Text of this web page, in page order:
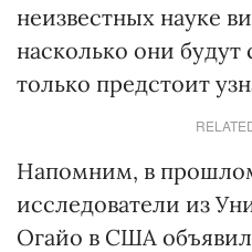
неизвестных науке
насколько они
только предстоит
Напомним, в
исследователи из
Огайо в США